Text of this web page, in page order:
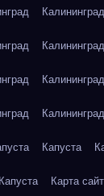
Калининград
Калининград
Калининград
Калининград
Капуста
Капуста Карта